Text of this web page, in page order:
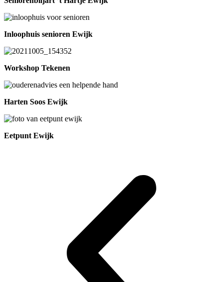
Inloophuis senioren Ewijk
Workshop Tekenen
Harten Soos Ewijk
Eetpunt Ewijk